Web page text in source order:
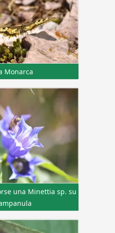
Monarca
una Minettia sp. su